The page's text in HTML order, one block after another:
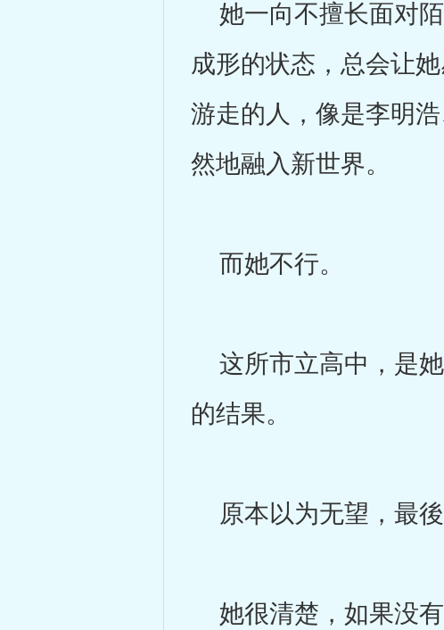
她一向不擅长面对
成形的状态，总会让
游走的人，像是李明
然地融入新世界。
而她不行。
这所市立高中，是
的结果。
原本以为无望，最後
她很清楚，如果没